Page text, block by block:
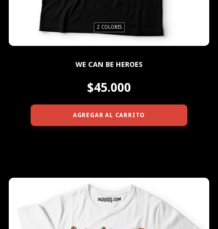
2 COLORES
WE CAN BE HEROES
$45.000
AGREGAR AL CARRITO